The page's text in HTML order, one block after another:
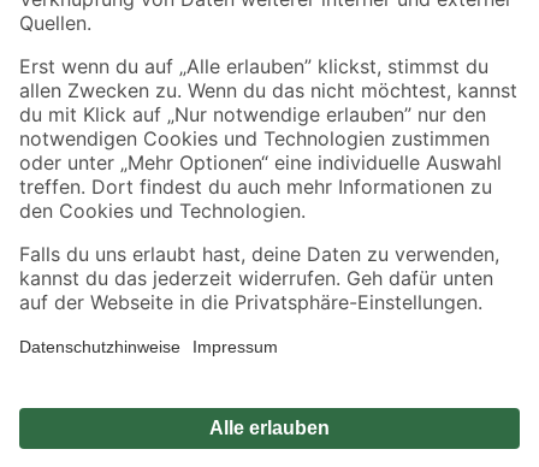
Sicher einkaufen
Jetzt die toom-App herunterladen
Alle Preisangaben in EUR inkl. gesetzl. MwSt.. Die dargestellten Angebote sind unter
Umständen nicht in allen Märkten verfügbar. Die angegebenen Verfügbarkeiten beziehen
Produkte nur solange der Vorrat reicht.
*Paketversand ab 59 € versandkostenfrei, gilt nicht für Artikel mit Speditionsversand, hier
Privatsphäre Impressum
Nutzungsbedingungen
Widerrufsrecht Vertrag widerrufen